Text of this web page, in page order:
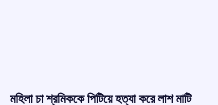
মহিলা চা শ্রমিককে পিটিয়ে হত্যা করে লাশ মাটি